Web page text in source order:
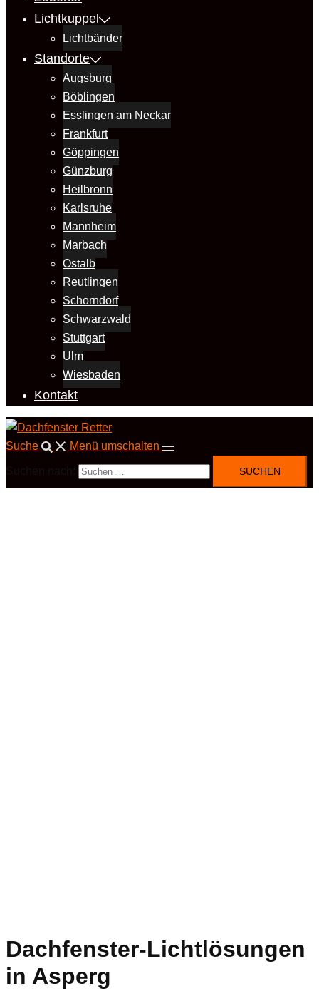
Lichtkuppel
Lichtbänder
Standorte
Augsburg
Böblingen
Esslingen am Neckar
Frankfurt
Göppingen
Günzburg
Heilbronn
Karlsruhe
Mannheim
Marbach
Ostalb
Reutlingen
Schorndorf
Schwarzwald
Stuttgart
Ulm
Wiesbaden
Kontakt
Suche Menü umschalten
Dachfenster-Lichtlösungen
in Asperg